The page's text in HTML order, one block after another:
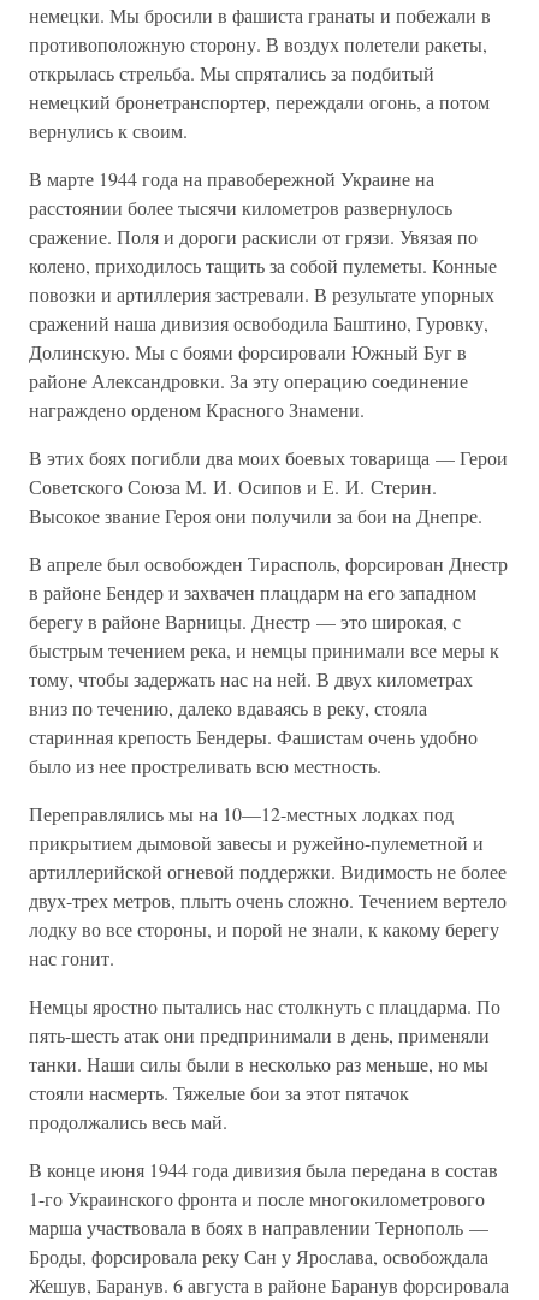
немецки. Мы бросили в фашиста гранаты и побежали в
противоположную сторону. В воздух полетели ракеты,
открылась стрельба. Мы спрятались за подбитый
немецкий бронетранспортер, переждали огонь, а потом
вернулись к своим.
В марте 1944 года на правобережной Украине на
расстоянии более тысячи километров развернулось
сражение. Поля и дороги раскисли от грязи. Увязая по
колено, приходилось тащить за собой пулеметы. Конные
повозки и артиллерия застревали. В результате упорных
сражений наша дивизия освободила Баштино, Гуровку,
Долинскую. Мы с боями форсировали Южный Буг в
районе Александровки. За эту операцию соединение
награждено орденом Красного Знамени.
В этих боях погибли два моих боевых товарища — Герои
Советского Союза М. И. Осипов и Е. И. Стерин.
Высокое звание Героя они получили за бои на Днепре.
В апреле был освобожден Тирасполь, форсирован Днестр
в районе Бендер и захвачен плацдарм на его западном
берегу в районе Варницы. Днестр — это широкая, с
быстрым течением река, и немцы принимали все меры к
тому, чтобы задержать нас на ней. В двух километрах
вниз по течению, далеко вдаваясь в реку, стояла
старинная крепость Бендеры. Фашистам очень удобно
было из нее простреливать всю местность.
Переправлялись мы на 10—12-местных лодках под
прикрытием дымовой завесы и ружейно-пулеметной и
артиллерийской огневой поддержки. Видимость не более
двух-трех метров, плыть очень сложно. Течением вертело
лодку во все стороны, и порой не знали, к какому берегу
нас гонит.
Немцы яростно пытались нас столкнуть с плацдарма. По
пять-шесть атак они предпринимали в день, применяли
танки. Наши силы были в несколько раз меньше, но мы
стояли насмерть. Тяжелые бои за этот пятачок
продолжались весь май.
В конце июня 1944 года дивизия была передана в состав
1-го Украинского фронта и после многокилометрового
марша участвовала в боях в направлении Тернополь —
Броды, форсировала реку Сан у Ярослава, освобождала
Жешув, Баранув. 6 августа в районе Баранув форсировала